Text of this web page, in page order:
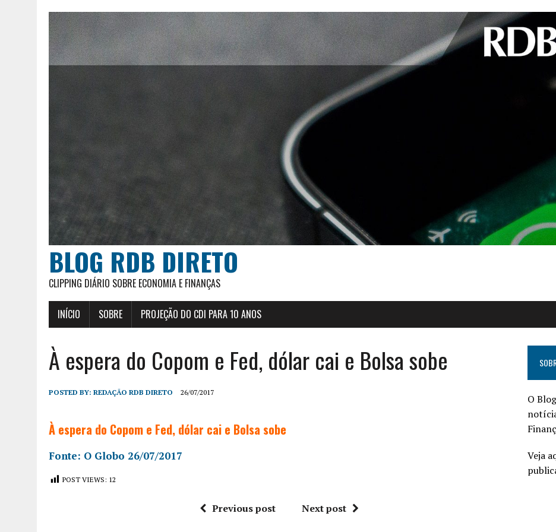
BLOG RDB DIRETO
CLIPPING DIÁRIO SOBRE ECONOMIA E FINANÇAS
INÍCIO SOBRE PROJEÇÃO DO CDI PARA 10 ANOS
À espera do Copom e Fed, dólar cai e Bolsa sobe
POSTED BY: REDAÇÃO RDB DIRETO 26/07/2017
À espera do Copom e Fed, dólar cai e Bolsa sobe
Fonte: O Globo 26/07/2017
POST VIEWS: 12
Previous post Next post
O
Veja